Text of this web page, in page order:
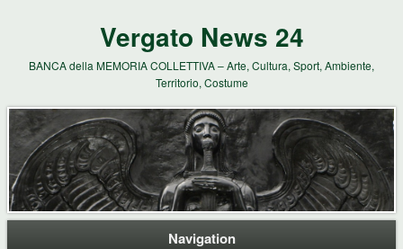
Vergato News 24
BANCA della MEMORIA COLLETTIVA – Arte, Cultura, Sport, Ambiente,
Territorio, Costume
Navigation